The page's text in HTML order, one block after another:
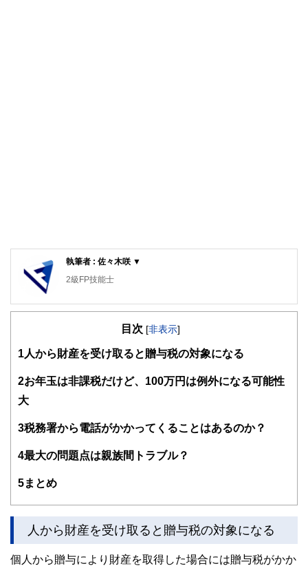
執筆者 : 佐々木咲 ▼
2級FP技能士
目次 [非表示]
1 人から財産を受け取ると贈与税の対象になる
2お年玉は非課税だけど、100万円は例外になる可能性
大
3税務署から電話がかかってくることはあるのか？
4最大の問題点は親族間トラブル？
5まとめ
人から財産を受け取ると贈与税の対象になる
個人から贈与により財産を取得した場合には贈与税がかか